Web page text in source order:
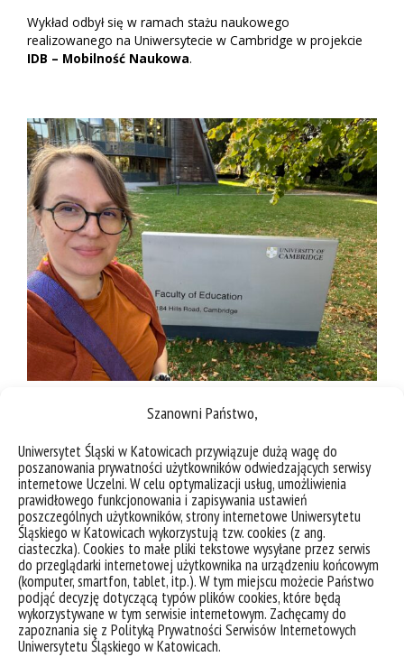
Szanowni Państwo,
Uniwersytet Śląski w Katowicach przywiązuje dużą wagę do
poszanowania prywatności użytkowników odwiedzających serwisy
internetowe Uczelni. W celu optymalizacji usług, umożliwienia
prawidłowego funkcjonowania i zapisywania ustawień
poszczególnych użytkowników, strony internetowe Uniwersytetu
Śląskiego w Katowicach wykorzystują tzw. cookies (z ang.
ciasteczka). Cookies to małe pliki tekstowe wysyłane przez serwis
do przeglądarki internetowej użytkownika na urządzeniu końcowym
(komputer, smartfon, tablet, itp.). W tym miejscu możecie Państwo
podjąć decyzję dotyczącą typów plików cookies, które będą
wykorzystywane w tym serwisie internetowym. Zachęcamy do
zapoznania się z Polityką Prywatności Serwisów Internetowych
Uniwersytetu Śląskiego w Katowicach.
Wykład odbył się w ramach stażu naukowego
realizowanego na Uniwersytecie w Cambridge w projekcie
IDB – Mobilność Naukowa.